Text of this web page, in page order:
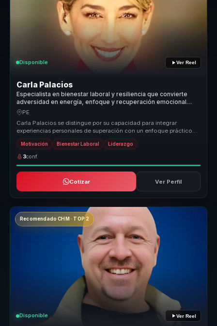
Disponible Ver Reel
Carla Palacios
Especialista en bienestar laboral y resiliencia que convierte
adversidad en energía, enfoque y recuperación emocional
para equipos.
PE
Carla Palacios se distingue por su capacidad para integrar
experiencias personales de superación con un enfoque práctico
en resiliencia y...
Motivación Bienestar Laboral Liderazgo
3conf.
Cotizar Ver Perfil
Recomendado CHM · TOP 2
Disponible Ver Reel